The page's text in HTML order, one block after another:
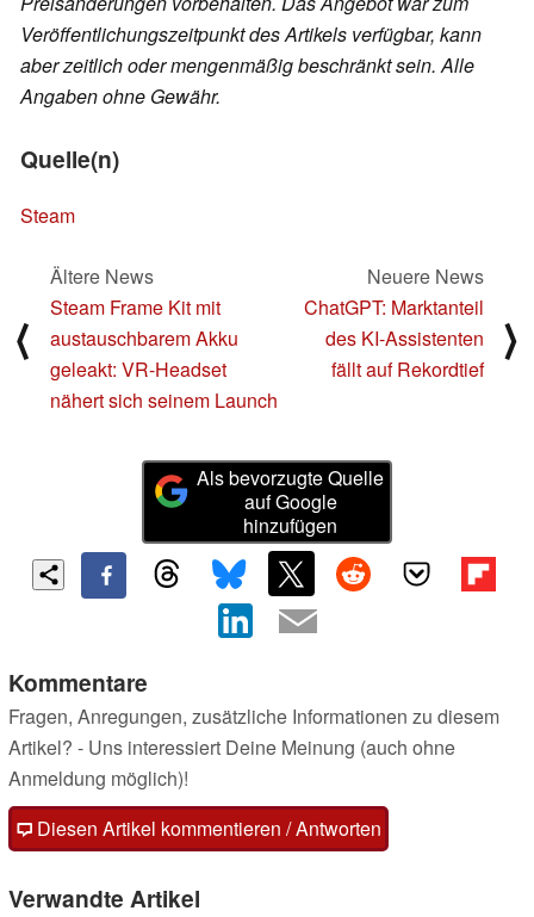
Veröffentlichungszeitpunkt des Artikels verfügbar, kann
aber zeitlich oder mengenmäßig beschränkt sein. Alle
Angaben ohne Gewähr.
Quelle(n)
Steam
⟨
Ältere News
Steam Frame Kit mit
austauschbarem Akku
geleakt: VR-Headset
nähert sich seinem Launch
Neuere News
ChatGPT: Marktanteil
des KI-Assistenten
fällt auf Rekordtief
⟩
Als bevorzugte Quelle
auf Google
hinzufügen
Kommentare
Fragen, Anregungen, zusätzliche Informationen zu diesem
Artikel? - Uns interessiert Deine Meinung (auch ohne
Anmeldung möglich)!
Diesen Artikel kommentieren / Antworten
Verwandte Artikel